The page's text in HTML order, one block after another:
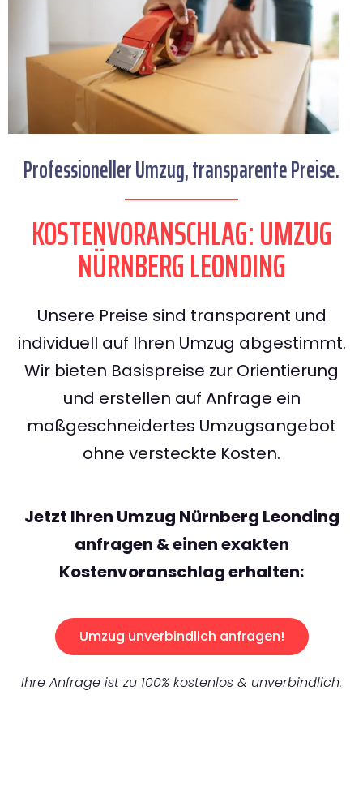
Professioneller Umzug, transparente Preise.
KOSTENVORANSCHLAG: UMZUG
NÜRNBERG LEONDING
Unsere Preise sind transparent und
individuell auf Ihren Umzug abgestimmt.
Wir bieten Basispreise zur Orientierung
und erstellen auf Anfrage ein
maßgeschneidertes Umzugsangebot
ohne versteckte Kosten.
Jetzt Ihren Umzug Nürnberg Leonding
anfragen & einen exakten
Kostenvoranschlag erhalten:
Umzug unverbindlich anfragen!
Ihre Anfrage ist zu 100% kostenlos & unverbindlich.